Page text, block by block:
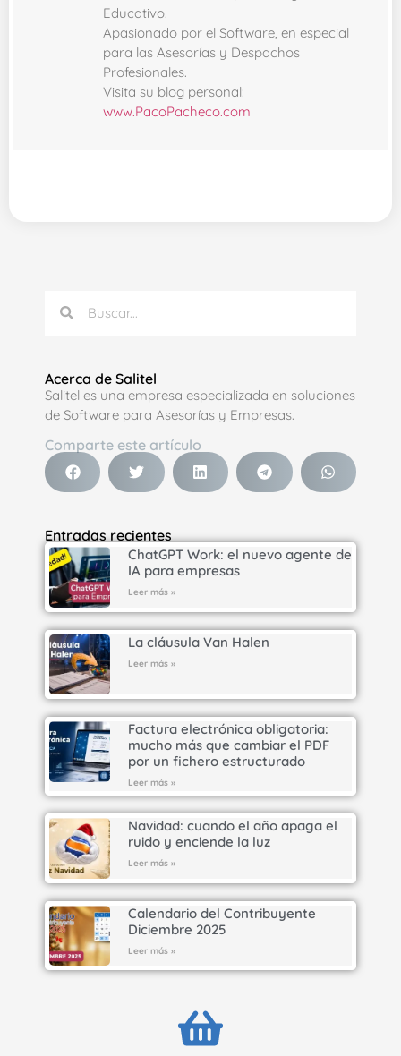
Educativo.
Apasionado por el Software, en especial
para las Asesorías y Despachos
Profesionales.
Visita su blog personal:
www.PacoPacheco.com
Acerca de Salitel
Salitel es una empresa especializada en soluciones
de Software para Asesorías y Empresas.
Comparte este artículo
Entradas recientes
ChatGPT Work: el nuevo agente de
IA para empresas
Leer más »
La cláusula Van Halen
Leer más »
Factura electrónica obligatoria:
mucho más que cambiar el PDF
por un fichero estructurado
Leer más »
Navidad: cuando el año apaga el
ruido y enciende la luz
Leer más »
Calendario del Contribuyente
Diciembre 2025
Leer más »